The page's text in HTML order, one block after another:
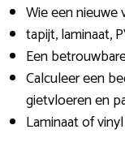
Wie een
tapijt, laminaat,
Een
Calculeer een
gietvloeren en
Laminaat of